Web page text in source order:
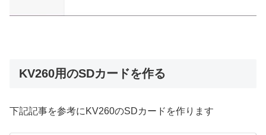
KV260用のSDカードを作る
下記記事を参考にKV260のSDカードを作ります